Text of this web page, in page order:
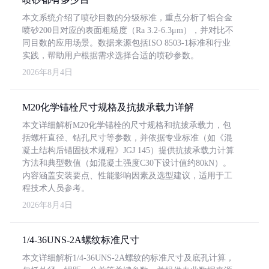
本文系统介绍了喷砂目数的分级标准，重点分析了铝合金
喷砂200目对应的表面粗糙度（Ra 3.2-6.3μm），并对比不
同目数的应用场景。数据来源包括ISO 8503-1标准和行业
实践，帮助用户根据需求选择合适的喷砂参数。
2026年8月4日
M20化学锚栓尺寸规格及抗拔承载力详解
本文详细解析M20化学锚栓的尺寸规格和抗拔承载力，包
括螺杆直径、钻孔尺寸等参数，并依据专业标准（如《混
凝土结构后锚固技术规程》JGJ 145）提供抗拔承载力计算
方法和典型数值（如混凝土强度C30下设计值约80kN）。
内容涵盖安装要点、性能影响因素及选型建议，适用于工
程技术人员参考。
2026年8月4日
1/4-36UNS-2A螺纹标准尺寸
本文详细解析1/4-36UNS-2A螺纹的标准尺寸及底孔计算，